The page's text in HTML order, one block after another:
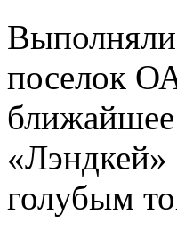
поселок
ближайшее
голубым